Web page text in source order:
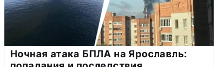
Ночная атака БПЛА на Ярославль: